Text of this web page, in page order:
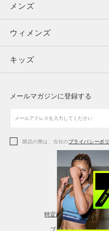
メンズ
ウィメンズ
キッズ
アクセサリー
メンズ
トップス
ボトムス
アクセサリー
ウィメンズ
トップス
シューズ
アクセサリー
レギンス＆タイツ
キッズ
シューズ
メールマガジンに登録する
購読の際は、当社のプライバシーポ
特定商取引法に基づく
プライバシーポリシー